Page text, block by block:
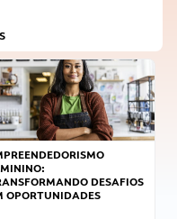
DESAFIOS
OPORTUNIDADES